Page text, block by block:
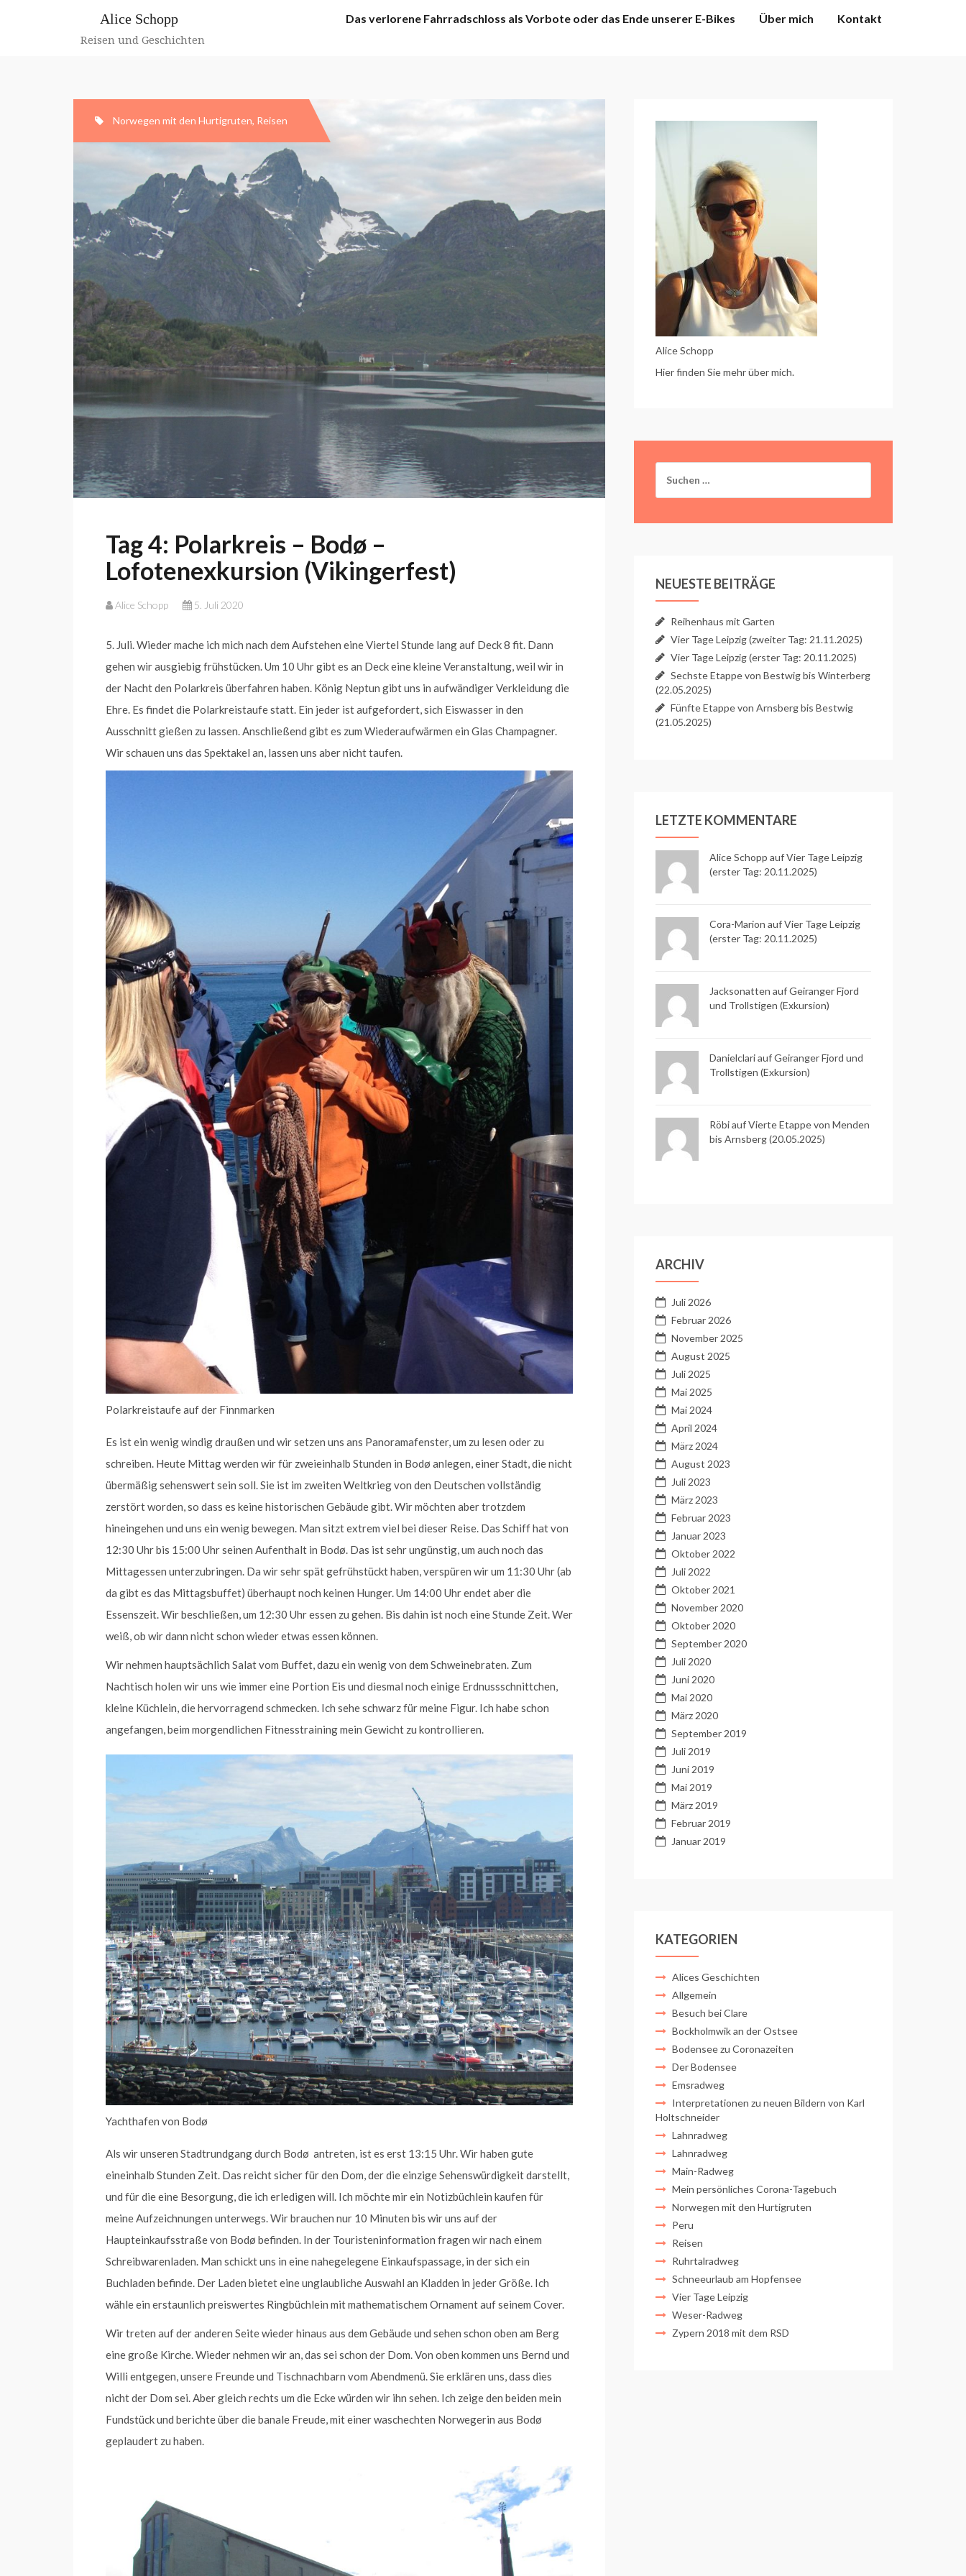
Alice Schopp
Reisen und Geschichten
Das verlorene Fahrradschloss als Vorbote oder das Ende unserer E-Bikes Über mich Kontakt
Norwegen mit den Hurtigruten, Reisen
Tag 4: Polarkreis – Bodø –
Lofotenexkursion (Vikingerfest)
Alice Schopp 5. Juli 2020
5. Juli. Wieder mache ich mich nach dem Aufstehen eine Viertel Stunde lang auf Deck 8 fit. Dann
gehen wir ausgiebig frühstücken. Um 10 Uhr gibt es an Deck eine kleine Veranstaltung, weil wir in
der Nacht den Polarkreis überfahren haben. König Neptun gibt uns in aufwändiger Verkleidung die
Ehre. Es findet die Polarkreistaufe statt. Ein jeder ist aufgefordert, sich Eiswasser in den
Ausschnitt gießen zu lassen. Anschließend gibt es zum Wiederaufwärmen ein Glas Champagner.
Wir schauen uns das Spektakel an, lassen uns aber nicht taufen.
Polarkreistaufe auf der Finnmarken
Es ist ein wenig windig draußen und wir setzen uns ans Panoramafenster, um zu lesen oder zu
schreiben. Heute Mittag werden wir für zweieinhalb Stunden in Bodø anlegen, einer Stadt, die nicht
übermäßig sehenswert sein soll. Sie ist im zweiten Weltkrieg von den Deutschen vollständig
zerstört worden, so dass es keine historischen Gebäude gibt. Wir möchten aber trotzdem
hineingehen und uns ein wenig bewegen. Man sitzt extrem viel bei dieser Reise. Das Schiff hat von
12:30 Uhr bis 15:00 Uhr seinen Aufenthalt in Bodø. Das ist sehr ungünstig, um auch noch das
Mittagessen unterzubringen. Da wir sehr spät gefrühstückt haben, verspüren wir um 11:30 Uhr (ab
da gibt es das Mittagsbuffet) überhaupt noch keinen Hunger. Um 14:00 Uhr endet aber die
Essenszeit. Wir beschließen, um 12:30 Uhr essen zu gehen. Bis dahin ist noch eine Stunde Zeit. Wer
weiß, ob wir dann nicht schon wieder etwas essen können.
Wir nehmen hauptsächlich Salat vom Buffet, dazu ein wenig von dem Schweinebraten. Zum
Nachtisch holen wir uns wie immer eine Portion Eis und diesmal noch einige Erdnussschnittchen,
kleine Küchlein, die hervorragend schmecken. Ich sehe schwarz für meine Figur. Ich habe schon
angefangen, beim morgendlichen Fitnesstraining mein Gewicht zu kontrollieren.
Yachthafen von Bodø
Als wir unseren Stadtrundgang durch Bodø antreten, ist es erst 13:15 Uhr. Wir haben gute
eineinhalb Stunden Zeit. Das reicht sicher für den Dom, der die einzige Sehenswürdigkeit darstellt,
und für die eine Besorgung, die ich erledigen will. Ich möchte mir ein Notizbüchlein kaufen für
meine Aufzeichnungen unterwegs. Wir brauchen nur 10 Minuten bis wir uns auf der
Haupteinkaufsstraße von Bodø befinden. In der Touristeninformation fragen wir nach einem
Schreibwarenladen. Man schickt uns in eine nahegelegene Einkaufspassage, in der sich ein
Buchladen befinde. Der Laden bietet eine unglaubliche Auswahl an Kladden in jeder Größe. Ich
wähle ein erstaunlich preiswertes Ringbüchlein mit mathematischem Ornament auf seinem Cover.
Wir treten auf der anderen Seite wieder hinaus aus dem Gebäude und sehen schon oben am Berg
eine große Kirche. Wieder nehmen wir an, das sei schon der Dom. Von oben kommen uns Bernd und
Willi entgegen, unsere Freunde und Tischnachbarn vom Abendmenü. Sie erklären uns, dass dies
nicht der Dom sei. Aber gleich rechts um die Ecke würden wir ihn sehen. Ich zeige den beiden mein
Fundstück und berichte über die banale Freude, mit einer waschechten Norwegerin aus Bodø
geplaudert zu haben.
Alice Schopp
Hier finden Sie mehr über mich.
nach:
NEUESTE BEITRÄGE
Reihenhaus mit Garten
Vier Tage Leipzig (zweiter Tag: 21.11.2025)
Vier Tage Leipzig (erster Tag: 20.11.2025)
Sechste Etappe von Bestwig bis Winterberg
(22.05.2025)
Fünfte Etappe von Arnsberg bis Bestwig
(21.05.2025)
LETZTE KOMMENTARE
Alice Schopp aufVier Tage Leipzig
(erster Tag: 20.11.2025)
Cora-Marion aufVier Tage Leipzig
(erster Tag: 20.11.2025)
Jacksonatten aufGeiranger Fjord
und Trollstigen (Exkursion)
Danielclari aufGeiranger Fjord und
Trollstigen (Exkursion)
Röbi aufVierte Etappe von Menden
bis Arnsberg (20.05.2025)
ARCHIV
Juli 2026
Februar 2026
November 2025
August 2025
Juli 2025
Mai 2025
Mai 2024
April 2024
März 2024
August 2023
Juli 2023
März 2023
Februar 2023
Januar 2023
Oktober 2022
Juli 2022
Oktober 2021
November 2020
Oktober 2020
September 2020
Juli 2020
Juni 2020
Mai 2020
März 2020
September 2019
Juli 2019
Juni 2019
Mai 2019
März 2019
Februar 2019
Januar 2019
KATEGORIEN
Alices Geschichten
Allgemein
Besuch bei Clare
Bockholmwik an der Ostsee
Bodensee zu Coronazeiten
Der Bodensee
Emsradweg
Interpretationen zu neuen Bildern von Karl
Holtschneider
Lahnradweg
Lahnradweg
Main-Radweg
Mein persönliches Corona-Tagebuch
Norwegen mit den Hurtigruten
Peru
Reisen
Ruhrtalradweg
Schneeurlaub am Hopfensee
Vier Tage Leipzig
Weser-Radweg
Zypern 2018 mit dem RSD